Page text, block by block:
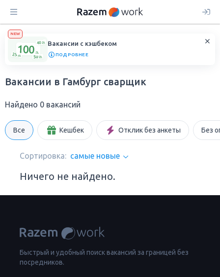
NEW
Вакансии с кэшбеком
ПОДРОБНЕЕ
Вакансии в Гамбург сварщик
Найдено 0 вакансий
Все Кешбек Отклик без анкеты Без
Сортировка: самые новые
Ничего не найдено.
Быстрый и удобный поиск вакансий за границей без
посредников.